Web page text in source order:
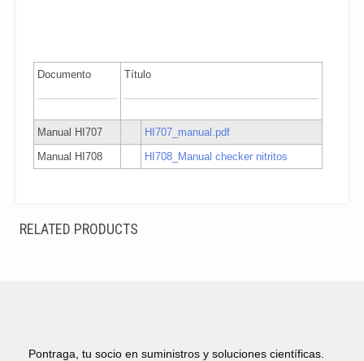
Documento Título
Manual HI707
HI707_manual.pdf
Manual HI708
HI708_Manual checker nitritos
RELATED PRODUCTS
Pontraga, tu socio en suministros y soluciones científicas.